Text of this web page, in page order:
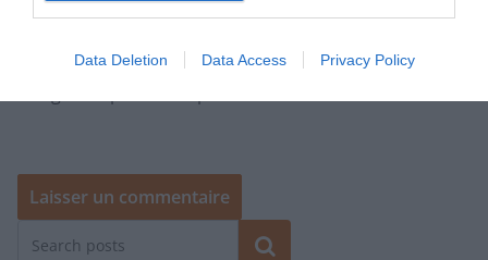
Data Deletion Data Access Privacy Policy
Enregistrer mon nom, mon e-mail et mon site dans le
Rechercher